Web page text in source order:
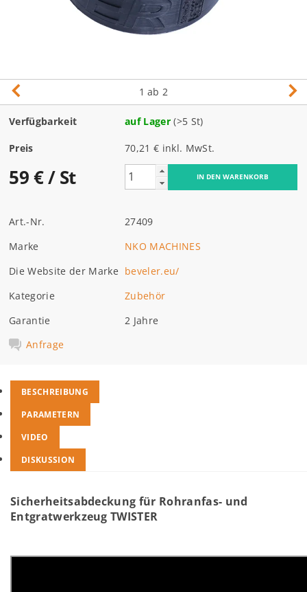
1 ab 2
Verfügbarkeit auf Lager (>5 St)
Preis 70,21 € inkl. MwSt.
59 €/ St
Art.-Nr.
27409
Marke
NKO MACHINES
Die Website der Marke beveler.eu/
Kategorie
Zubehör
Garantie
2 Jahre
Anfrage
BESCHREIBUNG
PARAMETERN
VIDEO
DISKUSSION
Sicherheitsabdeckung für Rohranfas- und
Entgratwerkzeug TWISTER